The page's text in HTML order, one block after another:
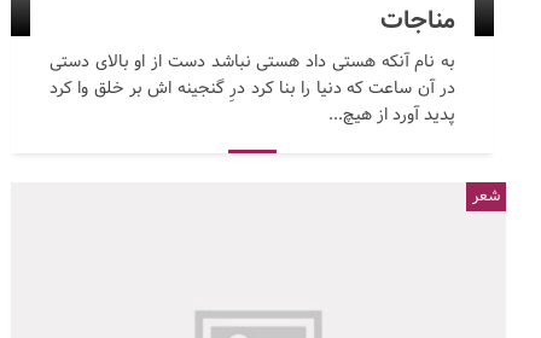
مناجات
به نام آنکه هستی داد هستی نباشد دست از او بالای دستی
در آن ساعت که دنیا را بنا کرد درِ گنجینه اش بر خلق وا کرد
پدید آورد از هیچ...
شعر